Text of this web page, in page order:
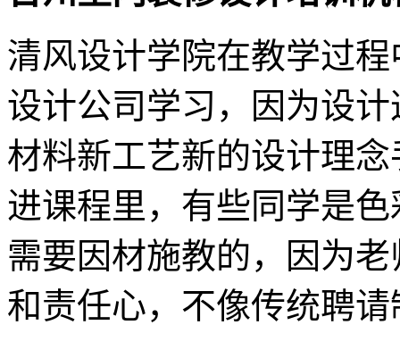
清风设计学院在教学过
设计公司学习，因为设
材料新工艺新的设计理
进课程里，有些同学是
需要因材施教的，因为
和责任心，不像传统聘